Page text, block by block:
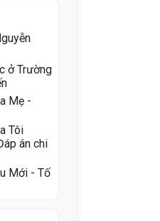
ở Trường
Mẹ -
Tôi
án chi
Mới - Tố